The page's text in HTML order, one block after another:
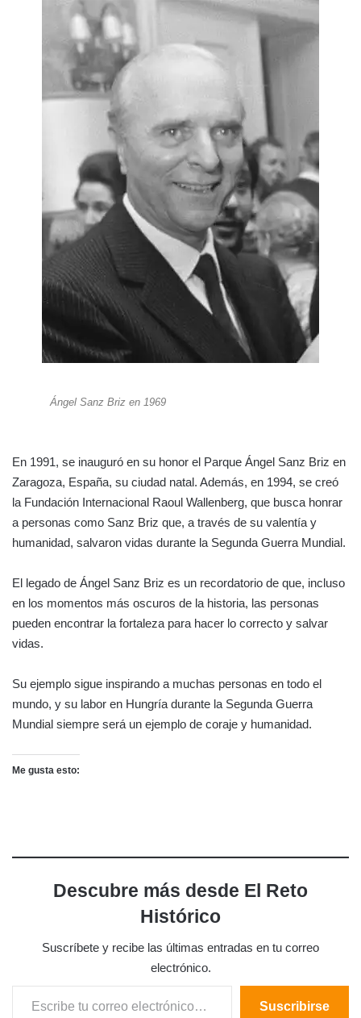
Ángel Sanz Briz en 1969
En 1991, se inauguró en su honor el Parque Ángel Sanz Briz en
Zaragoza, España, su ciudad natal. Además, en 1994, se creó
la Fundación Internacional Raoul Wallenberg, que busca honrar
a personas como Sanz Briz que, a través de su valentía y
humanidad, salvaron vidas durante la Segunda Guerra Mundial.
El legado de Ángel Sanz Briz es un recordatorio de que, incluso
en los momentos más oscuros de la historia, las personas
pueden encontrar la fortaleza para hacer lo correcto y salvar
vidas.
Su ejemplo sigue inspirando a muchas personas en todo el
mundo, y su labor en Hungría durante la Segunda Guerra
Mundial siempre será un ejemplo de coraje y humanidad.
Me gusta esto:
Descubre más desde El Reto
Histórico
Suscríbete y recibe las últimas entradas en tu correo
electrónico.
Escribe tu correo electrónico…
Suscribirse